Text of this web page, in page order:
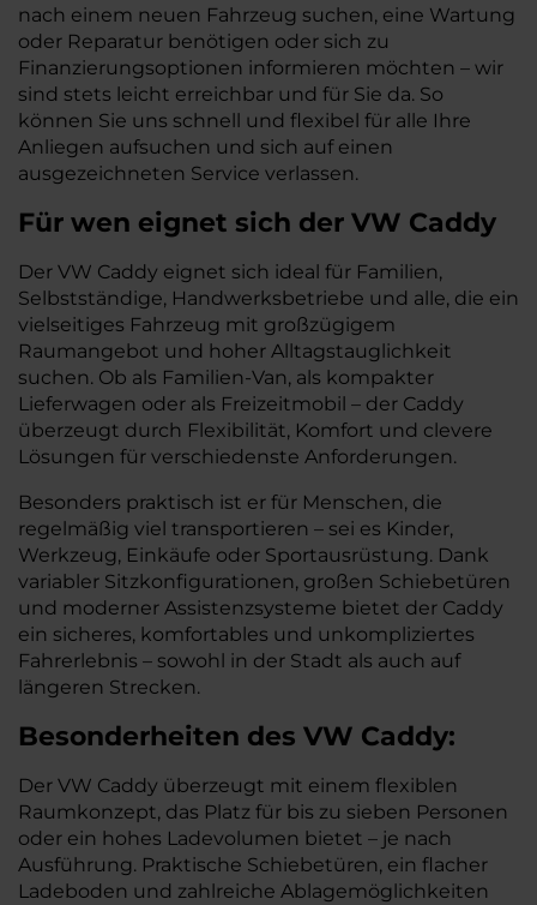
nach einem neuen Fahrzeug suchen, eine Wartung
oder Reparatur benötigen oder sich zu
Finanzierungsoptionen informieren möchten – wir
sind stets leicht erreichbar und für Sie da. So
können Sie uns schnell und flexibel für alle Ihre
Anliegen aufsuchen und sich auf einen
ausgezeichneten Service verlassen.
Für wen eignet sich der VW Caddy
Der VW Caddy eignet sich ideal für Familien,
Selbstständige, Handwerksbetriebe und alle, die ein
vielseitiges Fahrzeug mit großzügigem
Raumangebot und hoher Alltagstauglichkeit
suchen. Ob als Familien-Van, als kompakter
Lieferwagen oder als Freizeitmobil – der Caddy
überzeugt durch Flexibilität, Komfort und clevere
Lösungen für verschiedenste Anforderungen.
Besonders praktisch ist er für Menschen, die
regelmäßig viel transportieren – sei es Kinder,
Werkzeug, Einkäufe oder Sportausrüstung. Dank
variabler Sitzkonfigurationen, großen Schiebetüren
und moderner Assistenzsysteme bietet der Caddy
ein sicheres, komfortables und unkompliziertes
Fahrerlebnis – sowohl in der Stadt als auch auf
längeren Strecken.
Besonderheiten des VW Caddy:
Der VW Caddy überzeugt mit einem flexiblen
Raumkonzept, das Platz für bis zu sieben Personen
oder ein hohes Ladevolumen bietet – je nach
Ausführung. Praktische Schiebetüren, ein flacher
Ladeboden und zahlreiche Ablagemöglichkeiten